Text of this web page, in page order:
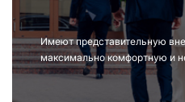
Имеют представительную
максимально комфортную и